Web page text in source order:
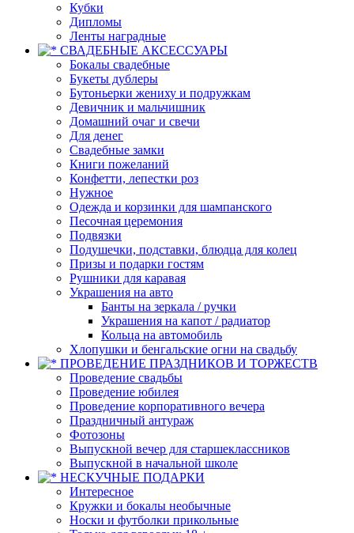
Кубки
Дипломы
Ленты наградные
СВАДЕБНЫЕ АКСЕССУАРЫ
Бокалы свадебные
Букеты дублеры
Бутоньерки жениху и подружкам
Девичник и мальчишник
Домашний очаг и свечи
Для денег
Свадебные замки
Книги пожеланий
Конфетти, лепестки роз
Нужное
Одежда и корзинки для шампанского
Песочная церемония
Подвязки
Подушечки, подставки, блюдца для колец
Призы и подарки гостям
Рушники для каравая
Украшения на авто
Банты на зеркала / ручки
Украшения на капот / радиатор
Кольца на автомобиль
Хлопушки и бенгальские огни на свадьбу
ПРОВЕДЕНИЕ ПРАЗДНИКОВ И ТОРЖЕСТВ
Проведение свадьбы
Проведение юбилея
Проведение корпоративного вечера
Праздничный антураж
Фотозоны
Выпускной вечер для старшеклассников
Выпускной в начальной школе
НЕСКУЧНЫЕ ПОДАРКИ
Интересное
Кружки и бокалы необычные
Носки и футболки прикольные